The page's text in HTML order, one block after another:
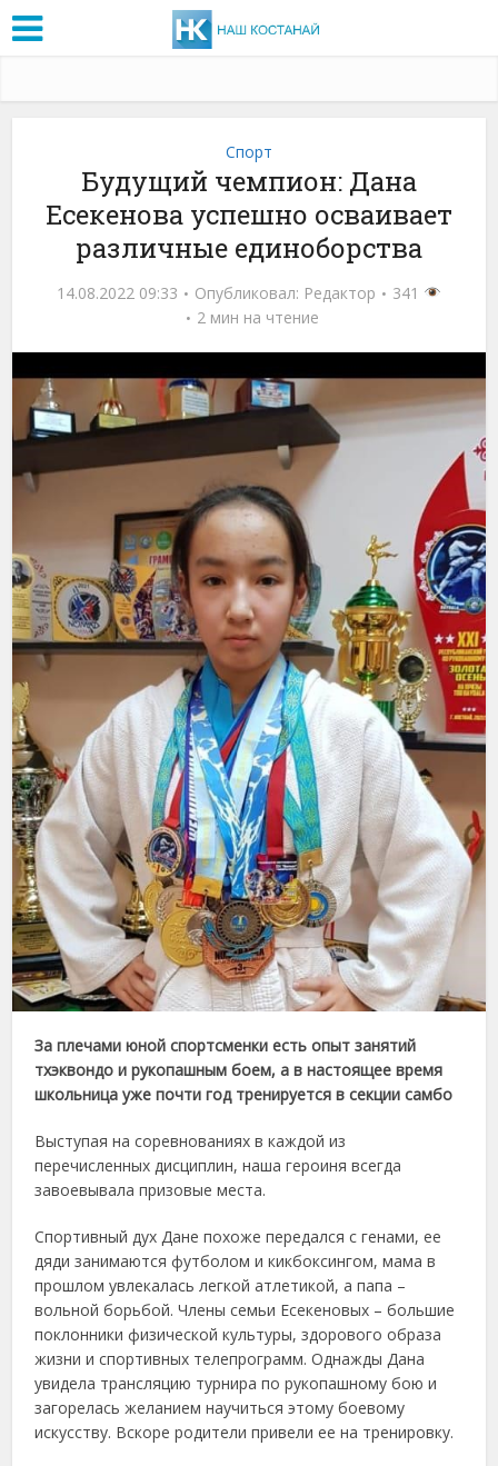
Спорт
Будущий чемпион: Дана
Есекенова успешно осваивает
различные единоборства
14.08.2022 09:33 Опубликовал: Редактор
341
2 мин на чтение
За плечами юной спортсменки есть опыт занятий
тхэквондо и рукопашным боем, а в настоящее время
школьница уже почти год тренируется в секции самбо
Выступая на соревнованиях в каждой из
перечисленных дисциплин, наша героиня всегда
завоевывала призовые места.
Спортивный дух Дане похоже передался с генами, ее
дяди занимаются футболом и кикбоксингом, мама в
прошлом увлекалась легкой атлетикой, а папа –
вольной борьбой. Члены семьи Есекеновых – большие
поклонники физической культуры, здорового образа
жизни и спортивных телепрограмм. Однажды Дана
увидела трансляцию турнира по рукопашному бою и
загорелась желанием научиться этому боевому
искусству. Вскоре родители привели ее на тренировку.